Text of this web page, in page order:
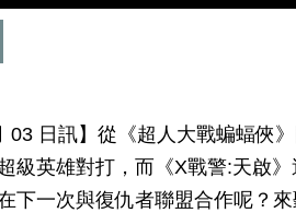
03 日訊】從《超人大戰蝙蝠俠
級英雄對打，而《X戰警:天啟》
下一次與復仇者聯盟合作呢？來